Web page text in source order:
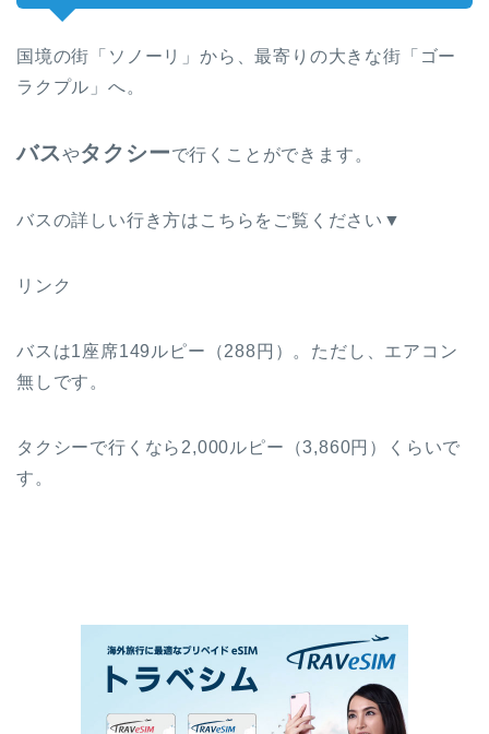
国境の街「ソノーリ」から、最寄りの大きな街「ゴー
ラクプル」へ。
バスやタクシーで行くことができます。
バスの詳しい行き方はこちらをご覧ください▼
リンク
バスは1座席149ルピー（288円）。ただし、エアコン
無しです。
タクシーで行くなら2,000ルピー（3,860円）くらいで
す。